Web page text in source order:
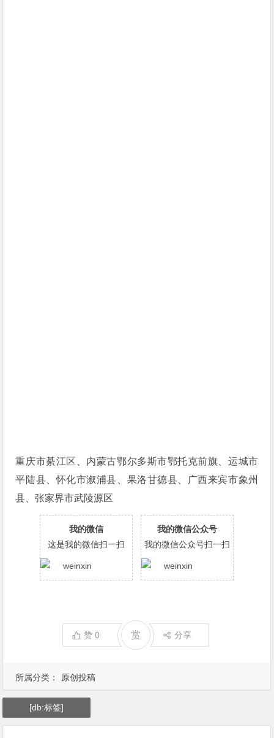
所属分类： 原创投稿
重庆市綦江区、内蒙古鄂尔多斯市鄂托克前旗、运城市
平陆县、怀化市溆浦县、果洛甘德县、广西来宾市象州
县、张家界市武陵源区
我的微信
这是我的微信扫一扫
我的微信公众号
我的微信公众号扫一扫
赞0 赏 分享
[db:标签]